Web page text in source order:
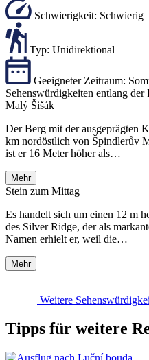
Schwierigkeit: Schwierig
Typ: Unidirektional
Geeigneter Zeitraum:
Sehenswürdigkeiten entlang der
Malý Šišák
Der Berg mit der ausgeprägten
km nordöstlich von Špindlerův
ist er 16 Meter höher als…
Mehr
Stein zum Mittag
Es handelt sich um einen 12 m
des Silver Ridge, der als
Namen erhielt er, weil die…
Mehr
Weitere
Tipps für weitere